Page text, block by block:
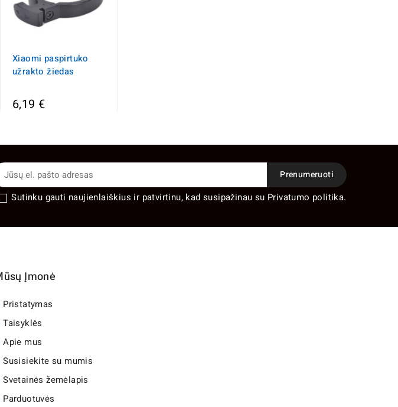
Xiaomi paspirtuko
užrakto žiedas
6,19 €
Sutinku gauti naujienlaiškius ir patvirtinu, kad susipažinau su Privatumo politika.
Įmonė
Pristatymas
Taisyklės
Apie mus
Susisiekite su mumis
Svetainės žemėlapis
Parduotuvės